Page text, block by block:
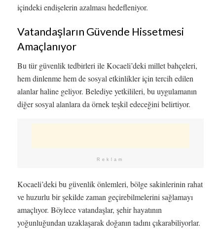
içindeki endişelerin azalması hedefleniyor.
Vatandaşların Güvende Hissetmesi
Amaçlanıyor
Bu tür güvenlik tedbirleri ile Kocaeli’deki millet bahçeleri,
hem dinlenme hem de sosyal etkinlikler için tercih edilen
alanlar haline geliyor. Belediye yetkilileri, bu uygulamanın
diğer sosyal alanlara da örnek teşkil edeceğini belirtiyor.
Reklam
Kocaeli’deki bu güvenlik önlemleri, bölge sakinlerinin rahat
ve huzurlu bir şekilde zaman geçirebilmelerini sağlamayı
amaçlıyor. Böylece vatandaşlar, şehir hayatının
yoğunluğundan uzaklaşarak doğanın tadını çıkarabiliyorlar.